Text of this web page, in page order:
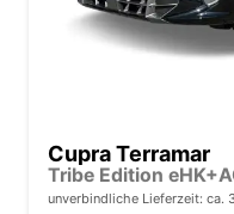
Cupra Terramar
unverbindliche Lieferzeit: ca.